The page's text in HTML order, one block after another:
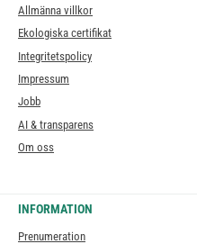
Allmänna villkor
Ekologiska certifikat
Integritetspolicy
Impressum
Jobb
AI & transparens
Om oss
INFORMATION
Prenumeration